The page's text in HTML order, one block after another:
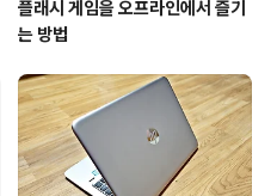
플래시 게임을 오프라인에서 즐기
는 방법